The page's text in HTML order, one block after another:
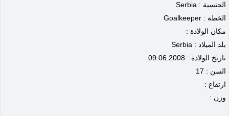
الجنسية : Serbia
الخطة : Goalkeeper
مكان الولادة :
بلد الميلاد : Serbia
تاريخ الولادة : 09.06.2008
السن : 17
ارتفاع :
وزن :